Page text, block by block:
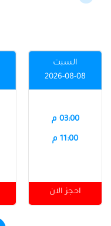
السبت
2026-08-08
03:00 م
11:00 م
احجز الان